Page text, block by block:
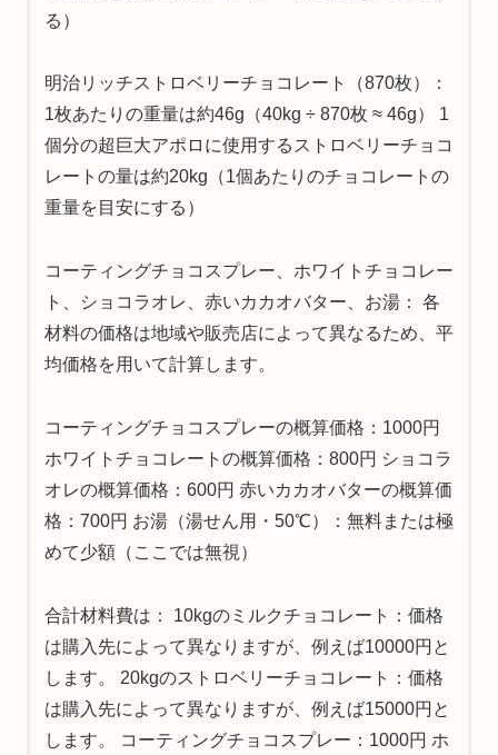
る）
明治リッチストロベリーチョコレート（870枚）：
1枚あたりの重量は約46g（40kg ÷ 870枚 ≈ 46g） 1
個分の超巨大アポロに使用するストロベリーチョコ
レートの量は約20kg（1個あたりのチョコレートの
重量を目安にする）
コーティングチョコスプレー、ホワイトチョコレー
ト、ショコラオレ、赤いカカオバター、お湯： 各
材料の価格は地域や販売店によって異なるため、平
均価格を用いて計算します。
コーティングチョコスプレーの概算価格：1000円
ホワイトチョコレートの概算価格：800円 ショコラ
オレの概算価格：600円 赤いカカオバターの概算価
格：700円 お湯（湯せん用・50℃）：無料または極
めて少額（ここでは無視）
合計材料費は： 10kgのミルクチョコレート：価格
は購入先によって異なりますが、例えば10000円と
します。 20kgのストロベリーチョコレート：価格
は購入先によって異なりますが、例えば15000円と
します。 コーティングチョコスプレー：1000円 ホ